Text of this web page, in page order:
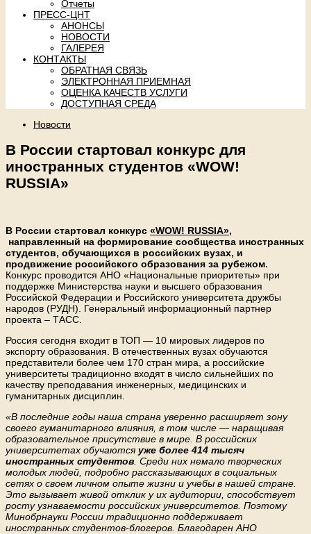
Отчеты
ПРЕСС-ЦНТ
АНОНСЫ
НОВОСТИ
ГАЛЕРЕЯ
КОНТАКТЫ
ОБРАТНАЯ СВЯЗЬ
ЭЛЕКТРОННАЯ ПРИЕМНАЯ
ОЦЕНКА КАЧЕСТВ УСЛУГИ
ДОСТУПНАЯ СРЕДА
Новости
В России стартовал конкурс для
иностранных студентов «WOW!
RUSSIA»
В России стартовал конкурс «WOW! RUSSIA»,
направленный на формирование сообщества иностранных
студентов, обучающихся в российских вузах, и
продвижение российского образования за рубежом.
Конкурс проводится АНО «Национальные приоритеты» при
поддержке Министерства науки и высшего образования
Российской Федерации и Российского университета дружбы
народов (РУДН). Генеральный информационный партнер
проекта – ТАСС.
Россия сегодня входит в ТОП — 10 мировых лидеров по
экспорту образования. В отечественных вузах обучаются
представители более чем 170 стран мира, а российские
университеты традиционно входят в число сильнейших по
качеству преподавания инженерных, медицинских и
гуманитарных дисциплин.
«В последние годы наша страна уверенно расширяет зону
своего гуманитарного влияния, в том числе — наращивая
образовательное присутствие в мире. В российских
университетах обучаются уже более 414 тысяч
иностранных студентов . Среди них немало творческих
молодых людей, подробно рассказывающих в социальных
сетях о своем личном опыте жизни и учебы в нашей стране.
Это вызывает живой отклик у их аудитории, способствует
росту узнаваемости российских университетов. Поэтому
Минобрнауки России традиционно поддерживает
иностранных студентов-блогеров. Благодарен АНО